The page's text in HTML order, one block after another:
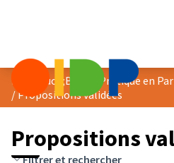
/Propositions validées
Propositions
Filtrer et rechercher